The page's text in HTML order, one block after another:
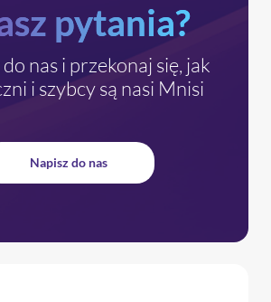
pytania?
nas i przekonaj się, jak
i szybcy są nasi Mnisi
Napisz do nas